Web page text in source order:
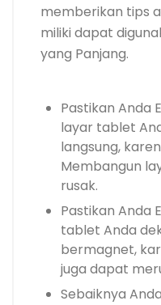
memberikan tips
miliki dapat
yang Panjang.
Pastikan Anda
layar tablet
langsung,
Membangun
rusak.
Pastikan Anda
tablet Anda
bermagnet,
juga dapat
Sebaiknya